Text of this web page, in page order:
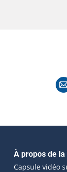
À propos de
Capsule vidéo